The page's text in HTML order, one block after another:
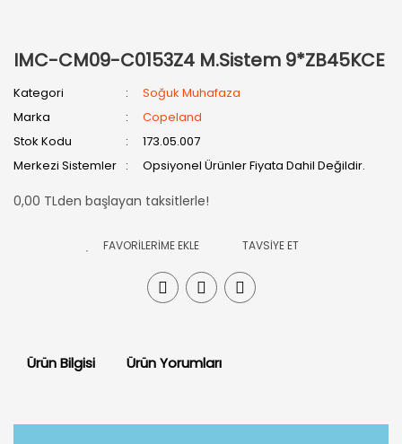
IMC-CM09-C0153Z4 M.Sistem 9*ZB45KCE
Kategori
Soğuk Muhafaza
Marka
Copeland
Stok Kodu
173.05.007
Merkezi Sistemler
Opsiyonel Ürünler Fiyata Dahil Değildir.
0,00 TLden başlayan taksitlerle!
TAVSİYE ET
Ürün Bilgisi Ürün Yorumları